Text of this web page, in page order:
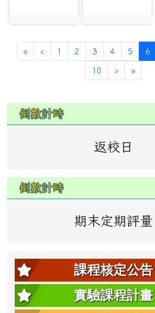
«第一頁
‹ 上一頁
1 2 3 4 5 6
10 ›下一頁
»最後頁
左邊區域內容
倒數計時
返校日
倒數計時
期末定期評量
課程核定公告
實驗課程計畫